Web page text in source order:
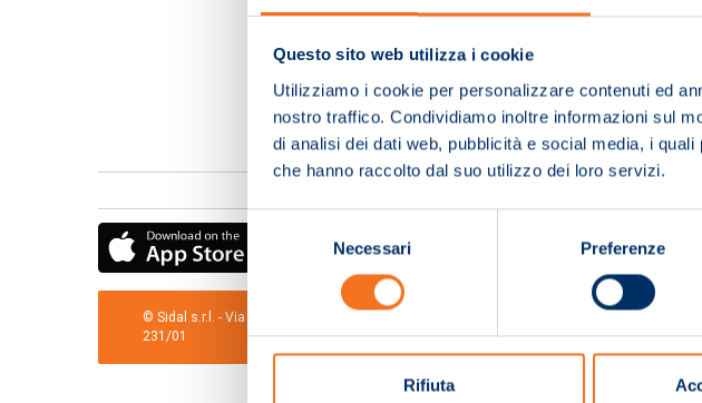
Questo sito web utilizza i cookie
Utilizziamo i cookie per personalizzare contenuti ed
nostro traffico. Condividiamo inoltre informazioni sul
di analisi dei dati web, pubblicità e social media, i
che hanno raccolto dal suo utilizzo dei loro servizi.
Selezione
consenso
Necessari Preferenze
Rifiuta
© Sidal s.r.l. - Via S.Agostino,50, 51100 Pistoia - Cod.Fisc. e Registro Imprese Pistoia
231/01